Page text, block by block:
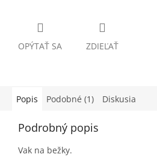
OPÝTAŤ SA ZDIEĽAŤ
Popis Podobné (1) Diskusia
Podrobný popis
Vak na bežky.